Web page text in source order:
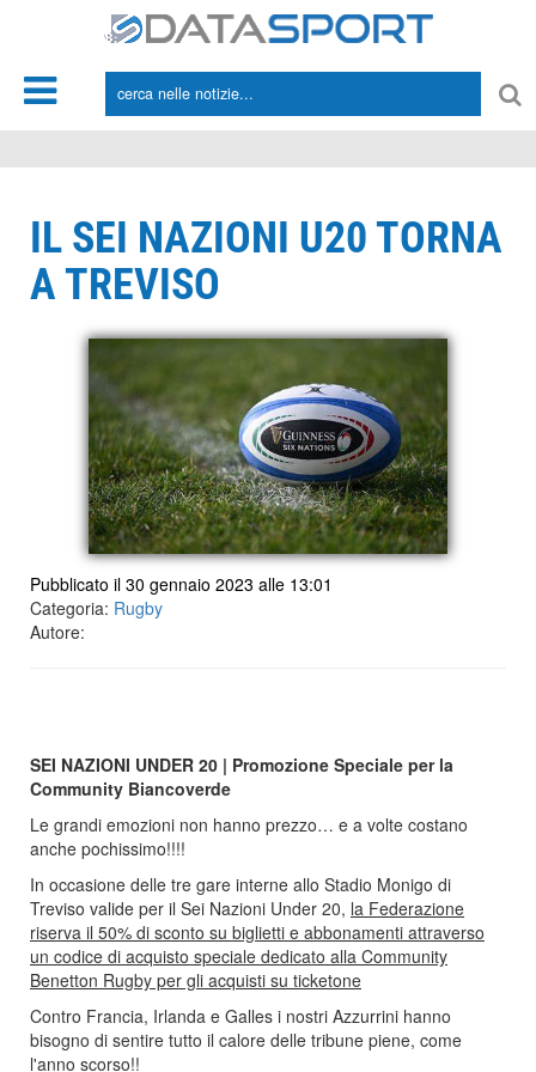
IL SEI NAZIONI U20 TORNA
A TREVISO
Pubblicato il 30 gennaio 2023 alle 13:01
Categoria: Rugby
Autore:
SEI NAZIONI UNDER 20 | Promozione Speciale per la
Community Biancoverde
Le grandi emozioni non hanno prezzo… e a volte costano
anche pochissimo!!!!
In occasione delle tre gare interne allo Stadio Monigo di
Treviso valide per il Sei Nazioni Under 20, la Federazione
riserva il 50% di sconto su biglietti e abbonamenti attraverso
un codice di acquisto speciale dedicato alla Community
Benetton Rugby per gli acquisti su ticketone
Contro Francia, Irlanda e Galles i nostri Azzurrini hanno
bisogno di sentire tutto il calore delle tribune piene, come
l'anno scorso!!